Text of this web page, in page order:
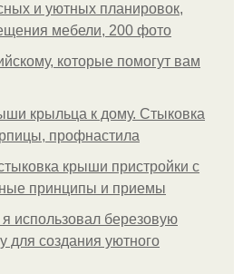
и уютных планировок,
мебели, 200 фото
которые помогут вам
крыльца к дому. Стыковка
профнастила
крыши пристройки с
принципы и приемы
использовал березовую
для создания уютного